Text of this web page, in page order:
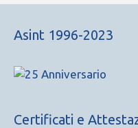
Asint 1996-2023
Certificati e